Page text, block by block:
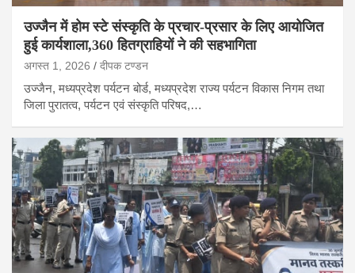
उज्जैन में होम स्टे संस्कृति के प्रचार-प्रसार के लिए आयोजित
हुई कार्यशाला,360 हितग्राहियों ने की सहभागिता
अगस्त 1, 2026 दीपक टण्‍डन
उज्जैन, मध्यप्रदेश पर्यटन बोर्ड, मध्यप्रदेश राज्य पर्यटन विकास निगम तथा
जिला पुरातत्व, पर्यटन एवं संस्कृति परिषद,…